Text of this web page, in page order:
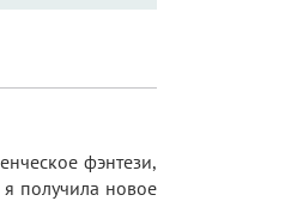
фэнтези,
я получила новое